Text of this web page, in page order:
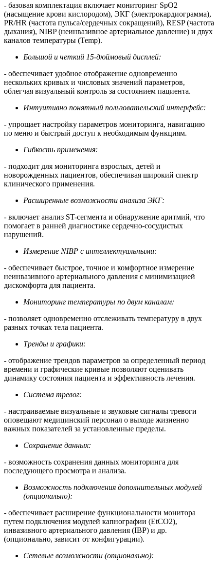
- базовая комплектация включает мониторинг SpO2
(насыщение крови кислородом), ЭКГ (электрокардиограмма),
PR/HR (частота пульса/сердечных сокращений), RESP (частота
дыхания), NIBP (неинвазивное артериальное давление) и двух
каналов температуры (Temp).
Большой и четкий 15-дюймовый дисплей:
- обеспечивает удобное отображение одновременно
нескольких кривых и числовых значений параметров,
облегчая визуальный контроль за состоянием пациента.
Интуитивно понятный пользовательский интерфейс:
- упрощает настройку параметров мониторинга, навигацию
по меню и быстрый доступ к необходимым функциям.
Гибкость применения:
- подходит для мониторинга взрослых, детей и
новорожденных пациентов, обеспечивая широкий спектр
клинического применения.
Расширенные возможности анализа ЭКГ:
- включает анализ ST-сегмента и обнаружение аритмий, что
помогает в ранней диагностике сердечно-сосудистых
нарушений.
Измерение NIBP с интеллектуальными:
- обеспечивает быстрое, точное и комфортное измерение
неинвазивного артериального давления с минимизацией
дискомфорта для пациента.
Мониторинг температуры по двум каналам:
- позволяет одновременно отслеживать температуру в двух
разных точках тела пациента.
Тренды и графики:
- отображение трендов параметров за определенный период
времени и графические кривые позволяют оценивать
динамику состояния пациента и эффективность лечения.
Система тревог:
- настраиваемые визуальные и звуковые сигналы тревоги
оповещают медицинский персонал о выходе жизненно
важных показателей за установленные пределы.
Сохранение данных:
- возможность сохранения данных мониторинга для
последующего просмотра и анализа.
Возможность подключения дополнительных модулей
(опционально):
- обеспечивает расширение функциональности монитора
путем подключения модулей капнографии (EtCO2),
инвазивного артериального давления (IBP) и др.
(опционально, зависит от конфигурации).
Сетевые возможности (опционально):